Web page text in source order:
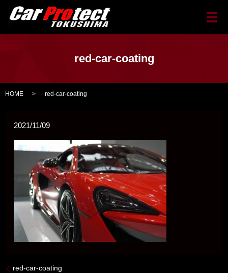
メ
red-car-coating
HOME red-car-coating
2021/11/09
red-car-coating